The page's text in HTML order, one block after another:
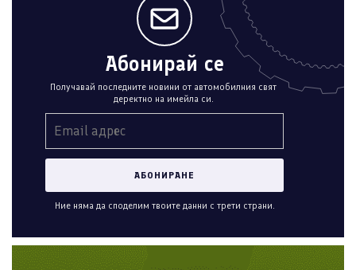
Абонирай се
Получавай последните новини от автомобилния свят
деректно на имейла си.
Ние няма да споделим твоите данни с трети страни.